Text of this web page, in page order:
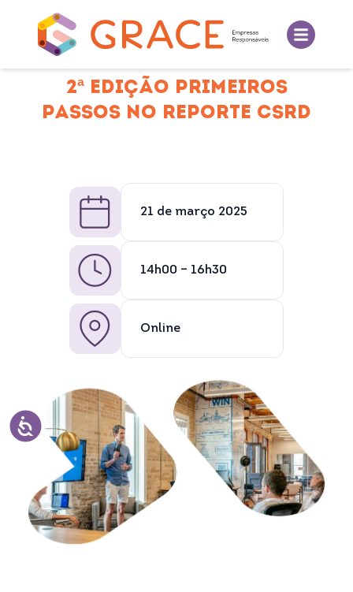
2ª EDIÇÃO PRIMEIROS
PASSOS NO REPORTE CSRD
21 de março 2025
14h00 – 16h30
Online